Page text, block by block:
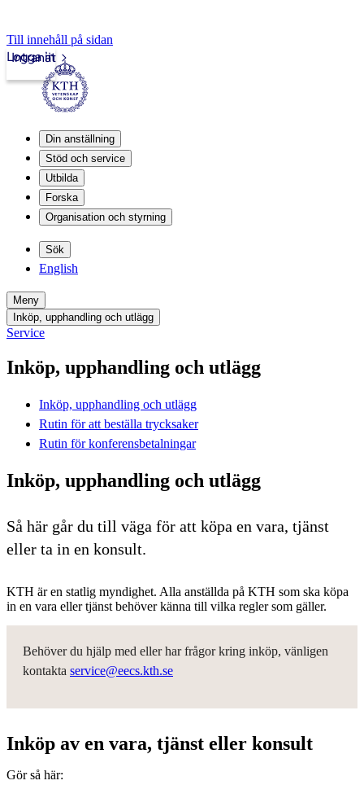
Till innehåll på sidan
Intranät
Logga in
Din anställning
Stöd och service
Utbilda
Forska
Organisation och styrning
Sök
English
Meny
Inköp, upphandling och utlägg
Service
Inköp, upphandling och utlägg
Inköp, upphandling och utlägg
Rutin för att beställa trycksaker
Rutin för konferensbetalningar
Inköp, upphandling och utlägg
Så här går du till väga för att köpa en vara, tjänst
eller ta in en konsult.
KTH är en statlig myndighet. Alla anställda på KTH som ska köpa
in en vara eller tjänst behöver känna till vilka regler som gäller. ​
Behöver du hjälp med eller har frågor kring inköp, vänligen
kontakta service@eecs.kth.se
Inköp av en vara, tjänst eller konsult
Gör så här: